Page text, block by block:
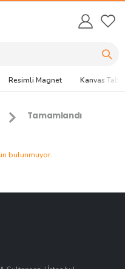
Resimli Magnet Kanvas
Tamamlandı
bulunmuyor.